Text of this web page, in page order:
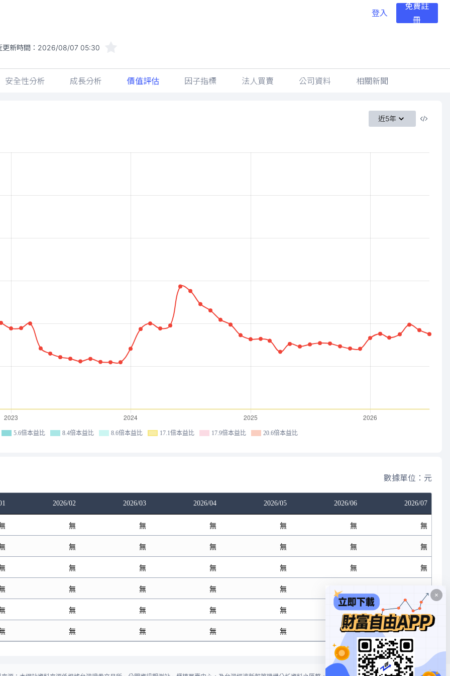
登入
免費註
冊
更新時間： 2026/08/07 05:30
安全性分析 成長分析 價值評估 因子指標 法人買賣 公司資料 相關新聞
近5年
5.6倍本益比 8.4倍本益比 8.6倍本益比 17.1倍本益比 17.9倍本益比 20.6倍本益比
數據單位：元
2026/02 2026/03 2026/04 2026/05 2026/06 2026/07
無 無 無 無 無 無
無 無 無 無 無 無
無 無 無 無 無 無
無 無 無 無
無 無 無 無 無 無
無 無 無 無 無 無